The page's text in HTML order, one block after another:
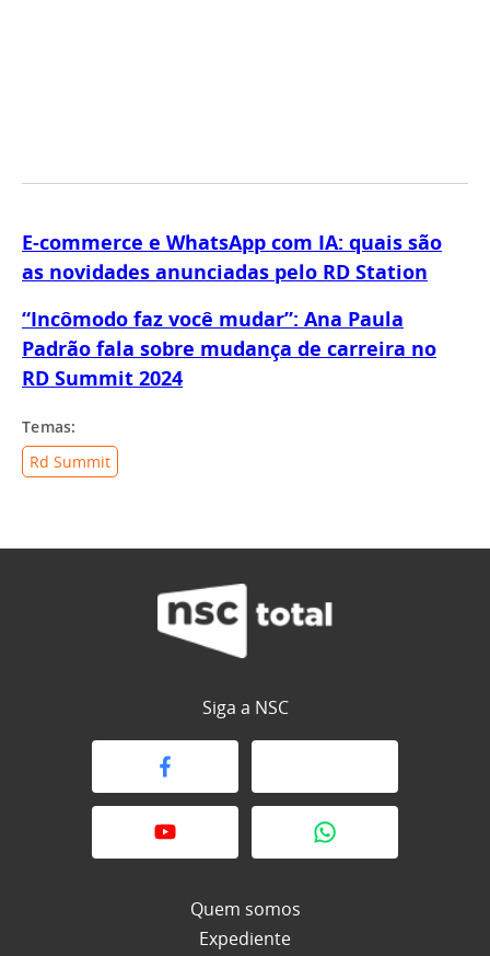
E-commerce e WhatsApp com IA: quais são
as novidades anunciadas pelo RD Station
“Incômodo faz você mudar”: Ana Paula
Padrão fala sobre mudança de carreira no
RD Summit 2024
Temas:
Rd Summit
Siga a NSC
Quem somos
Expediente